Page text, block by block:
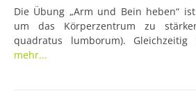
Die Übung „Arm und Bein heben“
um das Körperzentrum zu
quadratus lumborum).
Bein-, Gesäß- und
mehr...